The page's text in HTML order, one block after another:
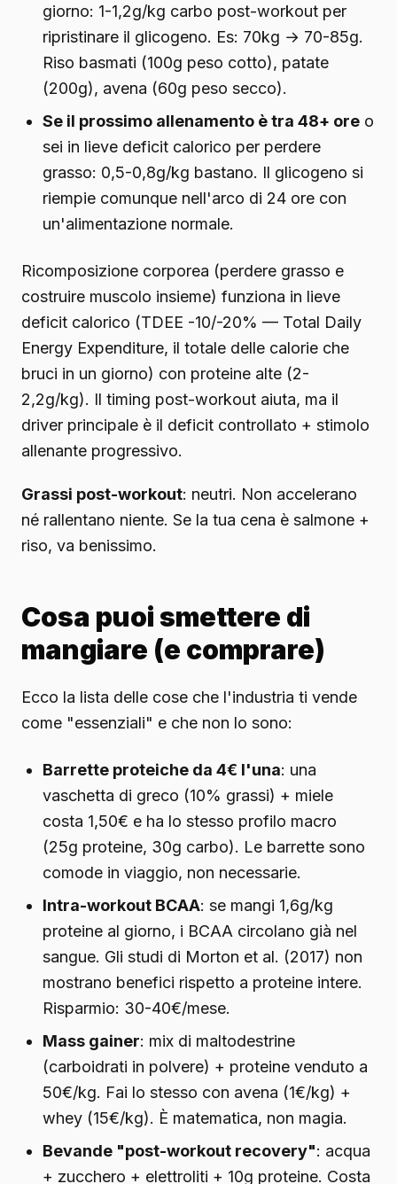
giorno: 1-1,2g/kg carbo post-workout per
ripristinare il glicogeno. Es: 70kg → 70-85g.
Riso basmati (100g peso cotto), patate
(200g), avena (60g peso secco).
Se il prossimo allenamento è tra 48+ ore o
sei in lieve deficit calorico per perdere
grasso: 0,5-0,8g/kg bastano. Il glicogeno si
riempie comunque nell'arco di 24 ore con
un'alimentazione normale.
Ricomposizione corporea (perdere grasso e
costruire muscolo insieme) funziona in lieve
deficit calorico (TDEE -10/-20% — Total Daily
Energy Expenditure, il totale delle calorie che
bruci in un giorno) con proteine alte (2-
2,2g/kg). Il timing post-workout aiuta, ma il
driver principale è il deficit controllato + stimolo
allenante progressivo.
Grassi post-workout: neutri. Non accelerano
né rallentano niente. Se la tua cena è salmone +
riso, va benissimo.
Cosa puoi smettere di
mangiare (e comprare)
Ecco la lista delle cose che l'industria ti vende
come "essenziali" e che non lo sono:
Barrette proteiche da 4€ l'una: una
vaschetta di greco (10% grassi) + miele
costa 1,50€ e ha lo stesso profilo macro
(25g proteine, 30g carbo). Le barrette sono
comode in viaggio, non necessarie.
Intra-workout BCAA: se mangi 1,6g/kg
proteine al giorno, i BCAA circolano già nel
sangue. Gli studi di Morton et al. (2017) non
mostrano benefici rispetto a proteine intere.
Risparmio: 30-40€/mese.
Mass gainer: mix di maltodestrine
(carboidrati in polvere) + proteine venduto a
50€/kg. Fai lo stesso con avena (1€/kg) +
whey (15€/kg). È matematica, non magia.
Bevande "post-workout recovery": acqua
+ zucchero + elettroliti + 10g proteine. Costa